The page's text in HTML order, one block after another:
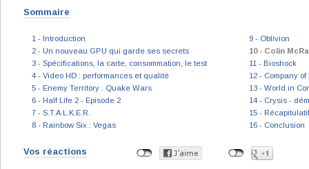
Sommaire
1 - Introduction
2 - Un nouveau GPU qui garde ses secrets
3 - Spécifications, la carte, consommation, le test
4 - Video HD : performances et qualité
5 - Enemy Territory : Quake Wars
6 - Half Life 2 - Episode 2
7 - S.T.A.L.K.E.R.
8 - Rainbow Six : Vegas
9 - Oblivion
10 - Colin
11 - Bioshock
12 - Company of
13 - World in
14 - Crysis -
15 - Récapitulatif
16 - Conclusion
Vos réactions